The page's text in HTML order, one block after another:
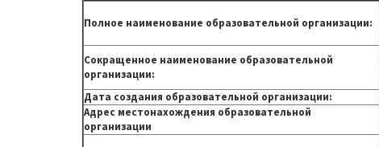
Полное наименование образовательной организации:
Сокращенное наименование образовательной
организации:
Дата создания образовательной организации:
Адрес местонахождения образовательной
организации